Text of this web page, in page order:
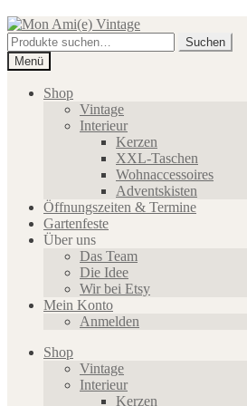
Zur
Navigation
springen
Zum
Inhalt
springen
Suche
nach:
Suchen
Menü
Shop
Vintage
Interieur
Kerzen
XXL-Taschen
Wohnaccessoires
Adventskisten
Öffnungszeiten & Termine
Gartenfeste
Über uns
Das Team
Die Idee
Wir bei Etsy
Mein Konto
Anmelden
Shop
Vintage
Interieur
Kerzen